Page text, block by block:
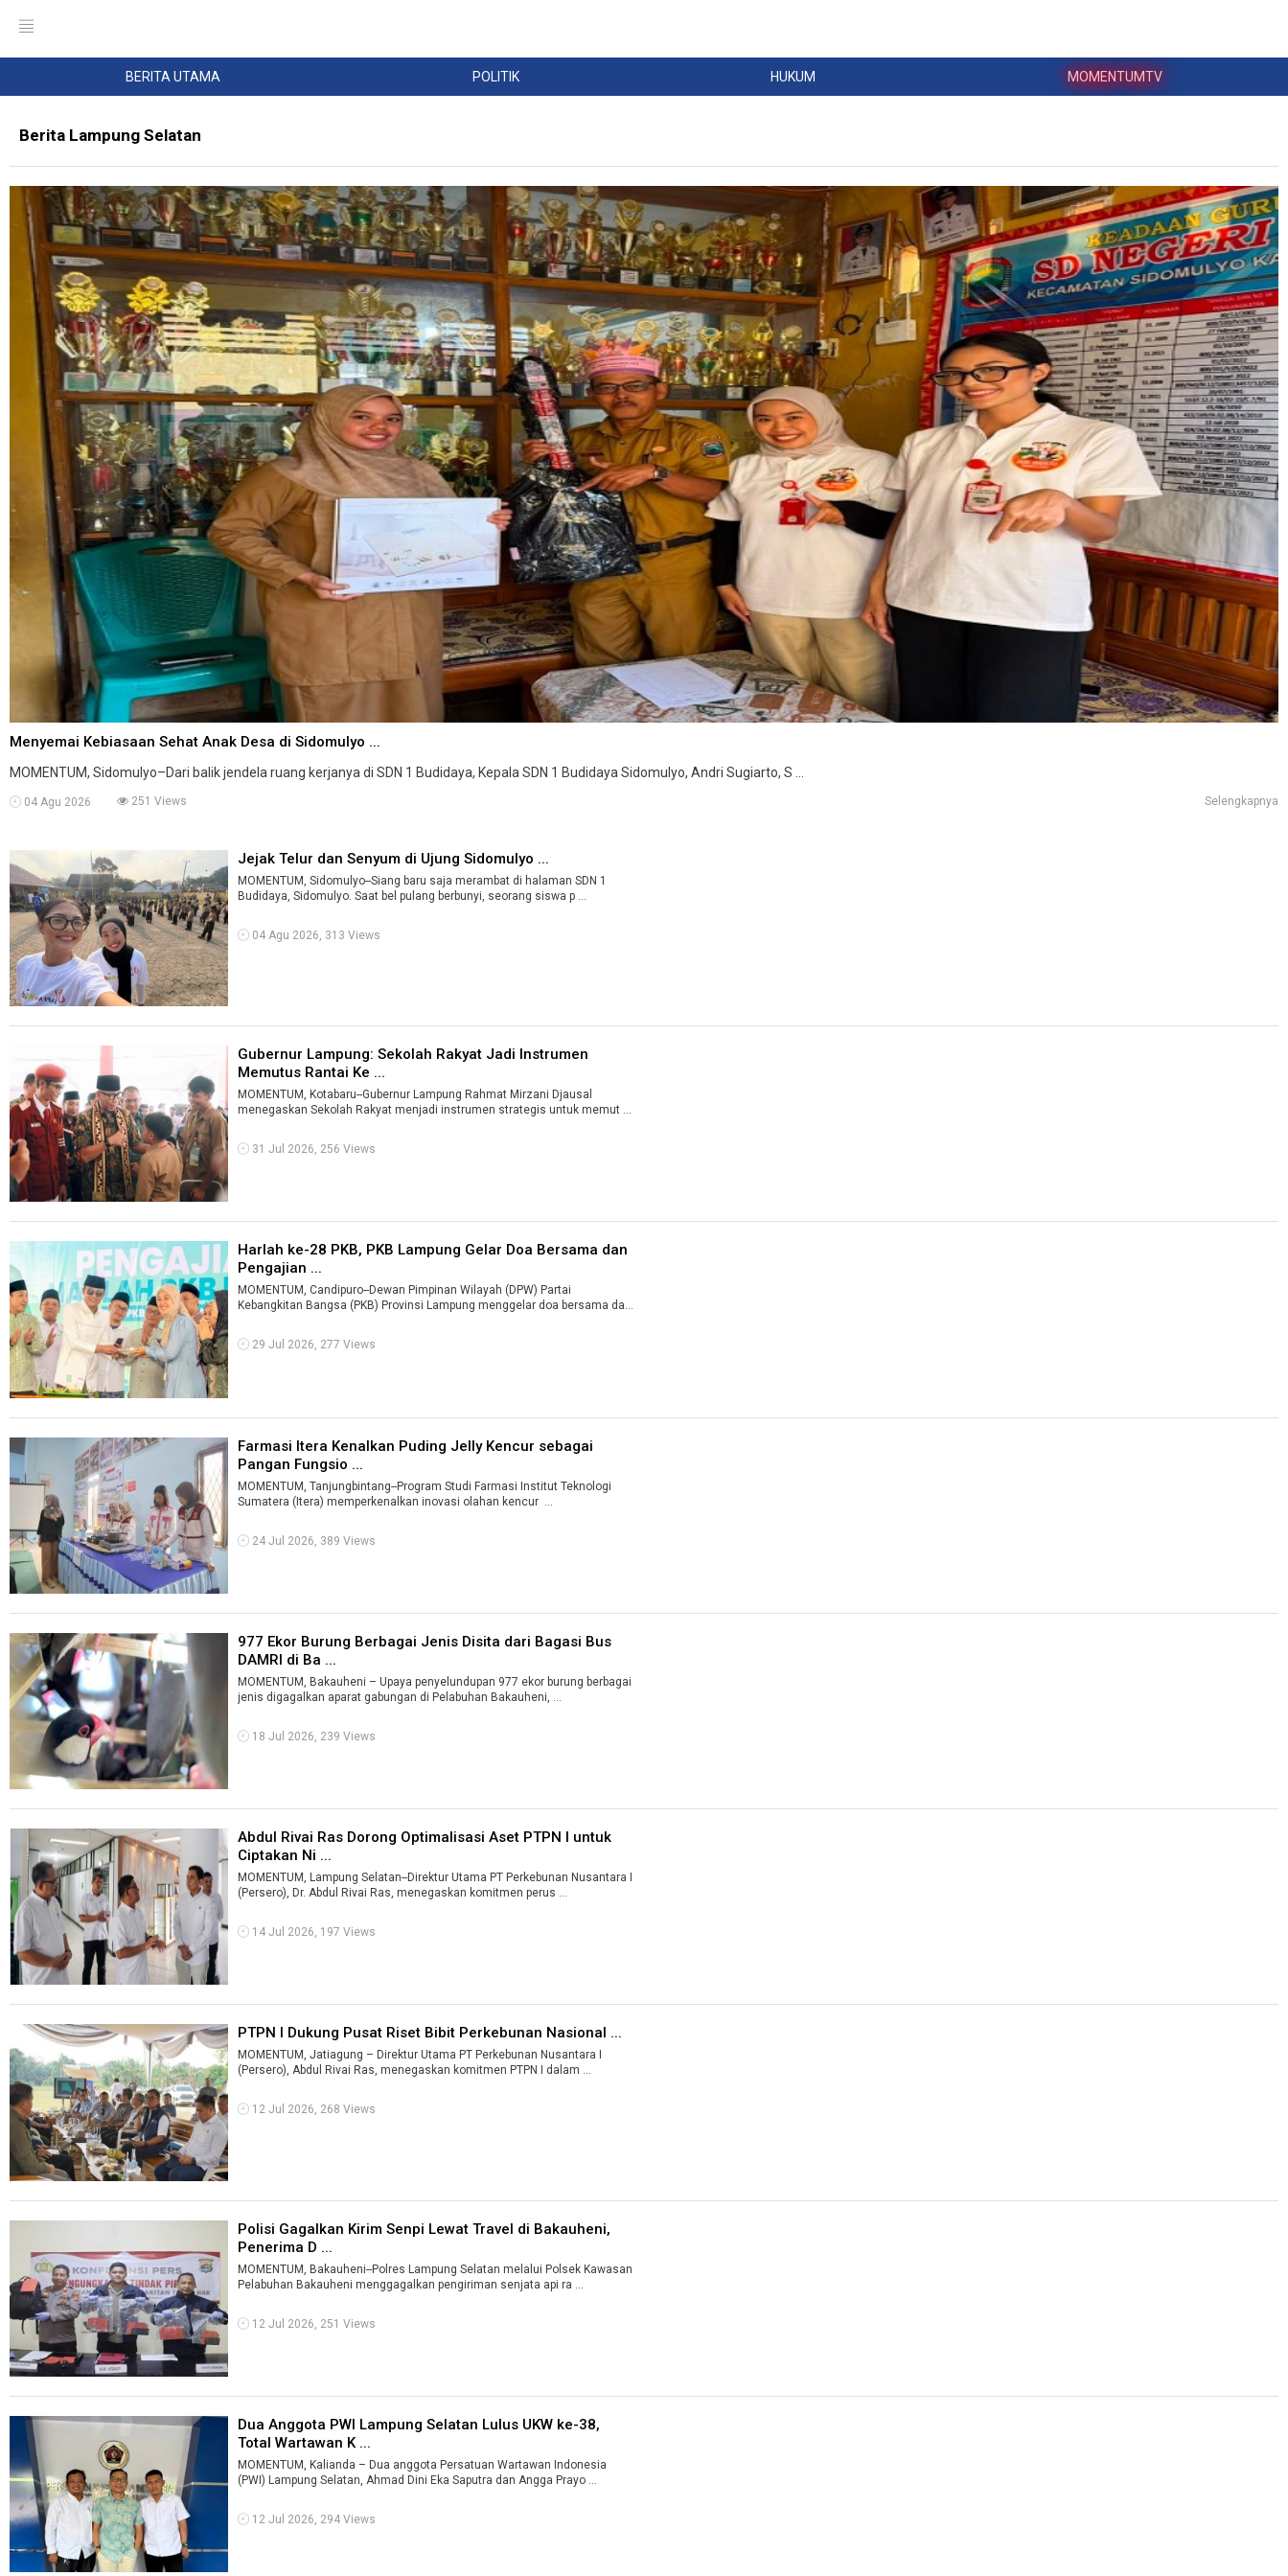
BERITA UTAMA POLITIK HUKUM MOMENTUMTV
Berita Lampung Selatan
Menyemai Kebiasaan Sehat Anak Desa di Sidomulyo ...
MOMENTUM, Sidomulyo–Dari balik jendela ruang kerjanya di SDN 1 Budidaya, Kepala SDN 1 Budidaya Sidomulyo, Andri Sugiarto, S ...
04 Agu 2026 251 Views Selengkapnya
Jejak Telur dan Senyum di Ujung Sidomulyo ...
MOMENTUM, Sidomulyo--Siang baru saja merambat di halaman SDN 1
Budidaya, Sidomulyo. Saat bel pulang berbunyi, seorang siswa p ...
04 Agu 2026, 313 Views
Gubernur Lampung: Sekolah Rakyat Jadi Instrumen
Memutus Rantai Ke ...
MOMENTUM, Kotabaru--Gubernur Lampung Rahmat Mirzani Djausal
menegaskan Sekolah Rakyat menjadi instrumen strategis untuk memut ...
31 Jul 2026, 256 Views
Harlah ke-28 PKB, PKB Lampung Gelar Doa Bersama dan
Pengajian ...
MOMENTUM, Candipuro--Dewan Pimpinan Wilayah (DPW) Partai
Kebangkitan Bangsa (PKB) Provinsi Lampung menggelar doa bersama dan
29 Jul 2026, 277 Views
Farmasi Itera Kenalkan Puding Jelly Kencur sebagai
Pangan Fungsio ...
MOMENTUM, Tanjungbintang--Program Studi Farmasi Institut Teknologi
Sumatera (Itera) memperkenalkan inovasi olahan kencur ...
24 Jul 2026, 389 Views
977 Ekor Burung Berbagai Jenis Disita dari Bagasi Bus
DAMRI di Ba ...
MOMENTUM, Bakauheni – Upaya penyelundupan 977 ekor burung berbagai
jenis digagalkan aparat gabungan di Pelabuhan Bakauheni, ...
18 Jul 2026, 239 Views
Abdul Rivai Ras Dorong Optimalisasi Aset PTPN I untuk
Ciptakan Ni ...
MOMENTUM, Lampung Selatan--Direktur Utama PT Perkebunan Nusantara I
(Persero), Dr. Abdul Rivai Ras, menegaskan komitmen perus ...
14 Jul 2026, 197 Views
PTPN I Dukung Pusat Riset Bibit Perkebunan Nasional ...
MOMENTUM, Jatiagung – Direktur Utama PT Perkebunan Nusantara I
(Persero), Abdul Rivai Ras, menegaskan komitmen PTPN I dalam ...
12 Jul 2026, 268 Views
Polisi Gagalkan Kirim Senpi Lewat Travel di Bakauheni,
Penerima D ...
MOMENTUM, Bakauheni--Polres Lampung Selatan melalui Polsek Kawasan
Pelabuhan Bakauheni menggagalkan pengiriman senjata api ra ...
12 Jul 2026, 251 Views
Dua Anggota PWI Lampung Selatan Lulus UKW ke-38,
Total Wartawan K ...
MOMENTUM, Kalianda – Dua anggota Persatuan Wartawan Indonesia
(PWI) Lampung Selatan, Ahmad Dini Eka Saputra dan Angga Prayo ...
12 Jul 2026, 294 Views